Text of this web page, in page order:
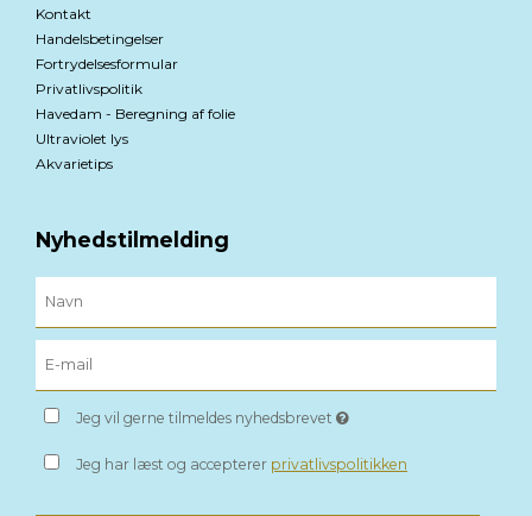
Kontakt
Handelsbetingelser
Fortrydelsesformular
Privatlivspolitik
Havedam - Beregning af folie
Ultraviolet lys
Akvarietips
Nyhedstilmelding
Jeg vil gerne tilmeldes nyhedsbrevet
Jeg har læst og accepterer privatlivspolitikken